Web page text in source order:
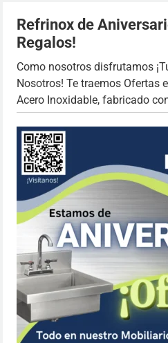
Refrinox de
Regalos!
Como nosotros disfrutamos
Nosotros! Te traemos Ofertas
Acero Inoxidable, fabricado